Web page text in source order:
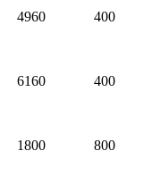
4960 400
6160 400
1800 800